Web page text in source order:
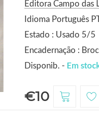
Editora Campo das
Idioma Português
Estado : Usado 5/5
Encadernação :
Disponib. - Em
€10